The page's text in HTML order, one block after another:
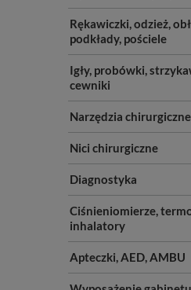
Rękawiczki, odzież,
podkłady, pościele
Igły, probówki,
cewniki
Narzędzia chirurgiczne
Nici chirurgiczne
Diagnostyka
Ciśnieniomierze,
inhalatory
Apteczki, AED, AMBU